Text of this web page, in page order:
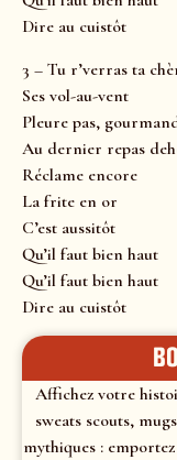
Dire au cuistôt
3 – Tu r’verras ta
Ses vol-au-vent
Pleure pas,
Au dernier repas
Réclame encore
La frite en or
C’est aussitôt
Qu’il faut bien haut
Qu’il faut bien haut
Dire au cuistôt
Affichez votre
sweats scouts,
mythiques :